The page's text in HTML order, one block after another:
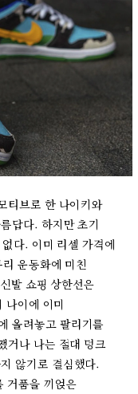
티브로 한 나이키와
답다. 하지만 초기
다. 이미 리셀 가격에
운동화에 미친
발 쇼핑 상한선은
나이에 이미
올려놓고 팔리기를
거나 나는 절대 덩크
않기로 결심했다.
거품을 끼얹은